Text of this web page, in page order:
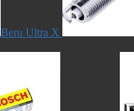
Beru Ultra X